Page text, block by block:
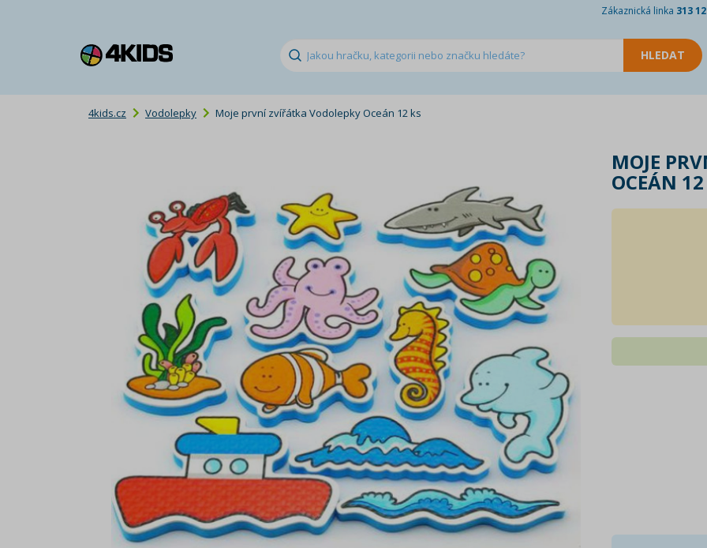
Zákaznická linka 313
4kids.cz Vodolepky Moje první zvířátka Vodolepky Oceán 12 ks
MOJE
OCEÁN